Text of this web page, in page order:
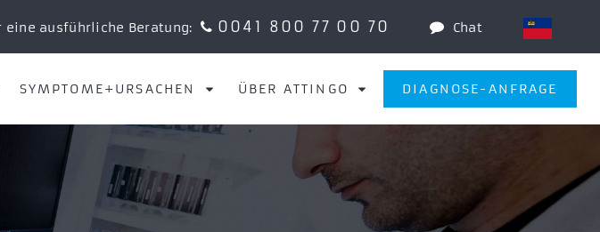
eine ausführliche Beratung: 0041 800 77 00 70 Chat
SYMPTOME+URSACHEN ÜBER ATTINGO DIAGNOSE-ANFRAGE